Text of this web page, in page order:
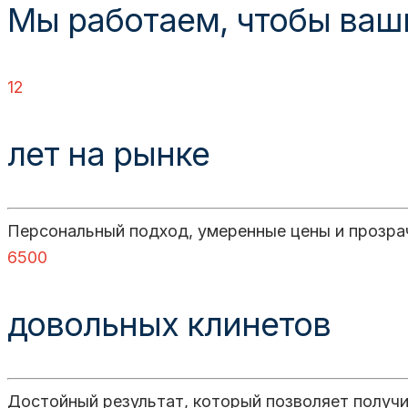
Мы работаем, чтобы
12
лет на рынке
Персональный подход, умеренные цены и
6500
довольных клинетов
Достойный результат, который позволяет